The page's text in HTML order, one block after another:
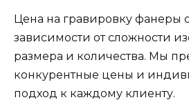
Цена на гравировку фанеры
зависимости от сложности
размера и количества. Мы
конкурентные цены и
подход к каждому клиенту.